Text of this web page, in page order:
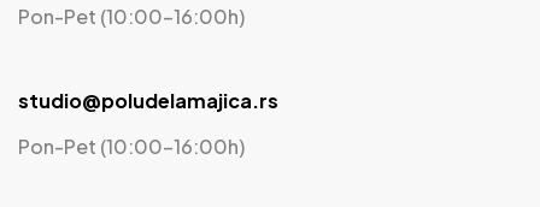
Pon-Pet (10:00-16:00h)
studio@poludelamajica.rs
Pon-Pet (10:00-16:00h)